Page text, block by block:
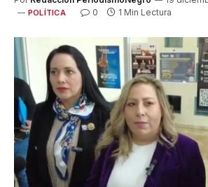
POLÍTICA 0 1 Min Lectura